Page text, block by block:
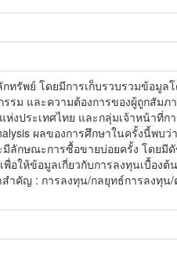
ทรัพย์ โดยมีการเก็บรวบรวมข้อมู
ม และความต้องการของผู้ถูกสัมภ
งประเทศไทย และกลุ่มเจ้าหน้าที่
ผลของการศึกษาในครั้งนี้พบว่
ลักษณะการซื้อขายบ่อยครั้ง โดยมี
ให้ข้อมูลเกี่ยวกับการลงทุนเบื้อง
ำคัญ : การลงทุน/กลยุทธ์การลงทุน